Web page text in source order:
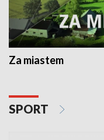
Za miastem
SPORT